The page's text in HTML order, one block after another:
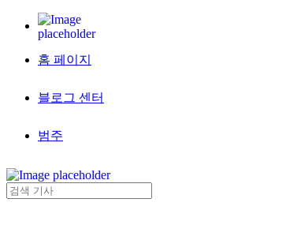
홈 페이지
블로그 센터
범주